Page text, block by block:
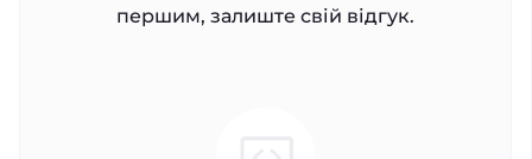
першим, залиште свій відгук.